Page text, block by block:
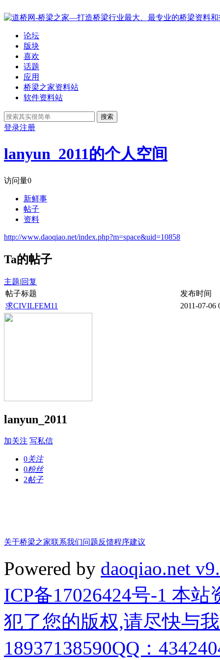
论坛
版块
喜欢
话题
应用
桥梁之家资料站
软件资料站
搜索
登录注册
lanyun_2011的个人空间
访问量0
新鲜事
帖子
资料
http://www.daoqiao.net/index.php?m=space&uid=10858
Ta的帖子
主题|回复
帖子标题
发布时间
求CIVILFEM11
2011-07-06
lanyun_2011
加关注 写私信
0关注
0粉丝
2帖子
关于桥梁之家联系我们问题反馈程序建议
Powered by daoqiao.net
ICP备17026424号-1 本
犯了您的版权,请尽快与
18937138590QQ：